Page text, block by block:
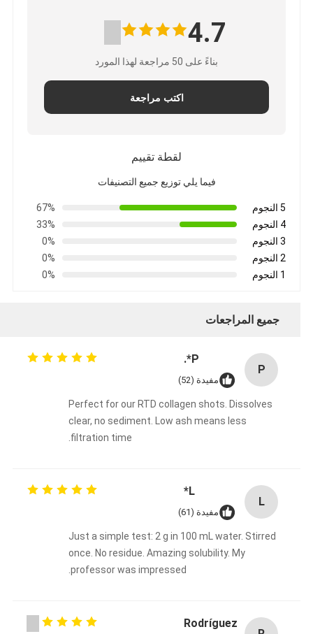
4.7
بناءً على 50 مراجعة لهذا المورد
اكتب مراجعة
لقطة تقييم
فيما يلي توزيع جميع التصنيفات
5 النجوم
67%
4 النجوم
33%
3 النجوم
0%
2 النجوم
0%
1 النجوم
0%
جميع المراجعات
P
P*.
مفيدة (52)
Perfect for our RTD collagen shots. Dissolves
clear, no sediment. Low ash means less
filtration time.
L
L*
مفيدة (61)
Just a simple test: 2 g in 100 mL water. Stirred
once. No residue. Amazing solubility. My
professor was impressed.
Rodríguez